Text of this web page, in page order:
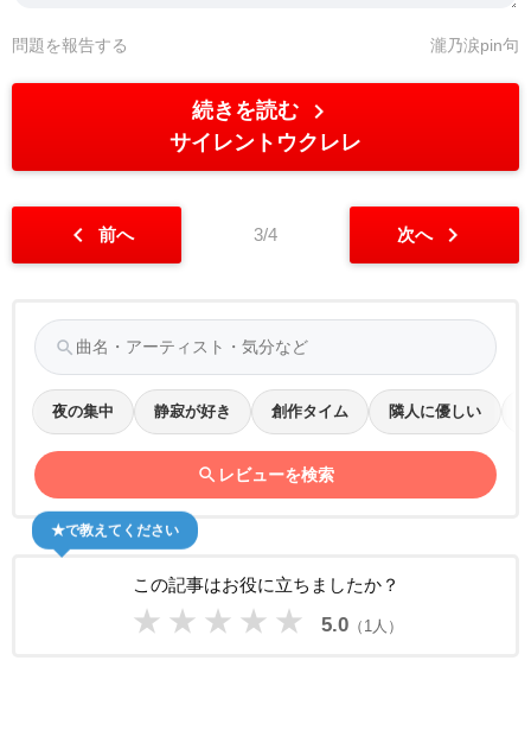
瀧乃涙pin句
問題を報告する
続きを読む chevron_right
サイレントウクレレ
chevron_left 前へ 3/4 次へ chevron_right
search
夜の集中 静寂が好き 創作タイム 隣人に優しい
search レビューを検索
この記事はお役に立ちましたか？
★ ★ ★ ★ ★ 5.0（1人）
★で教えてください